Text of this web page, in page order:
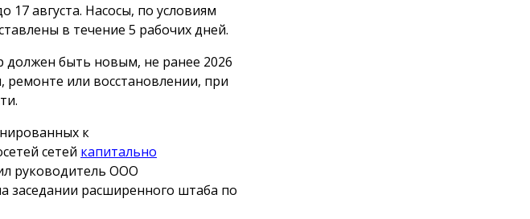
августа. Насосы, по условиям
в течение 5 рабочих дней.
должен быть новым, не ранее 2026
ремонте или восстановлении, при
к
сетей капитально
руководитель ООО
заседании расширенного штаба по